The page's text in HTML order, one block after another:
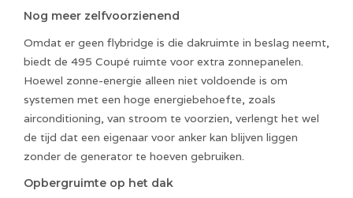
‍Nog meer zelfvoorzienend
Omdat er geen flybridge is die dakruimte in beslag neemt,
biedt de 495 Coupé ruimte voor extra zonnepanelen.
Hoewel zonne-energie alleen niet voldoende is om
systemen met een hoge energiebehoefte, zoals
airconditioning, van stroom te voorzien, verlengt het wel
de tijd dat een eigenaar voor anker kan blijven liggen
zonder de generator te hoeven gebruiken.
Opbergruimte op het dak